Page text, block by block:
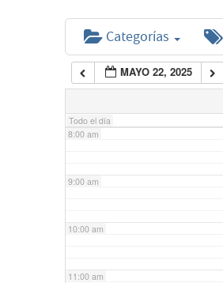
Categorías
MAYO 22, 2025
Todo el día
6:00 am
7:00 am
8:00 am
9:00 am
10:00 am
11:00 am